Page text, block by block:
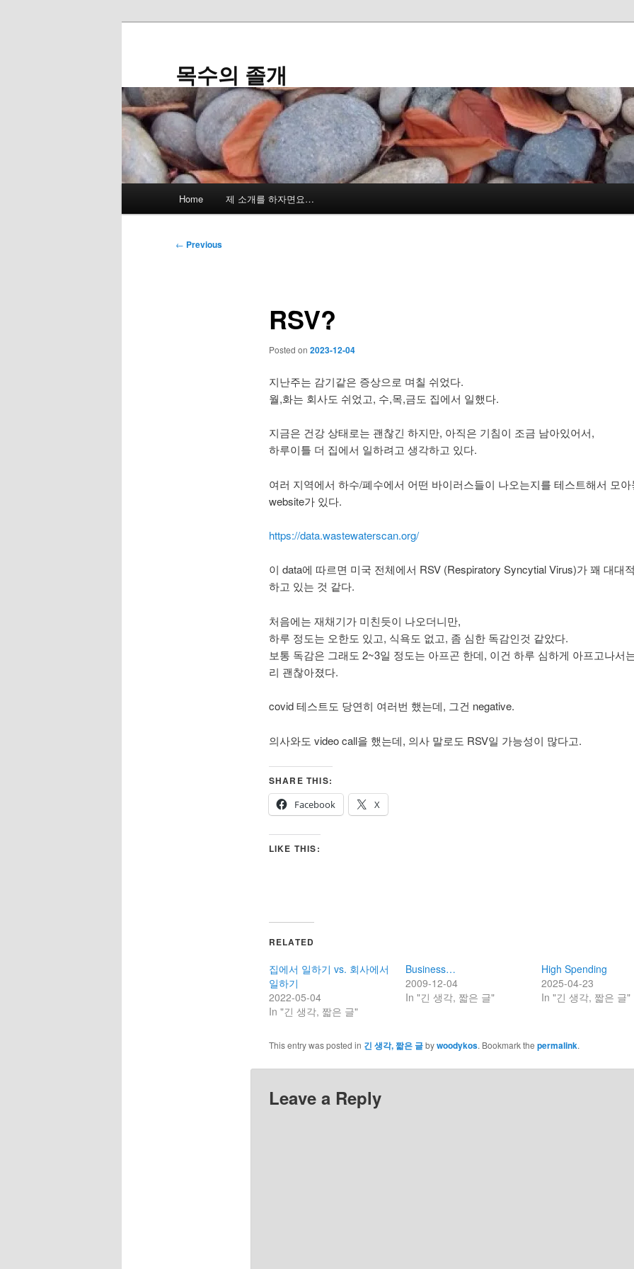
목수의 졸개
Home 제 소개를 하자면요…
Post
← Previous
RSV?
Posted on 2023-12-04
지난주는 감기같은 증상으로 며칠 쉬었다.
월,화는 회사도 쉬었고, 수,목,금도 집에서 일했다.
지금은 건강 상태로는 괜찮긴 하지만, 아직은 기침이 조금 남아있어서,
하루이틀 더 집에서 일하려고 생각하고 있다.
여러 지역에서 하수/폐수에서 어떤 바이러스들이 나오는지를 테스트해서 모아
website가 있다.
https://data.wastewaterscan.org/
이 data에 따르면 미국 전체에서 RSV (Respiratory Syncytial Virus)가 꽤 대대
하고 있는 것 같다.
처음에는 재채기가 미친듯이 나오더니만,
하루 정도는 오한도 있고, 식욕도 없고, 좀 심한 독감인것 같았다.
보통 독감은 그래도 2~3일 정도는 아프곤 한데, 이건 하루 심하게 아프고나서
리 괜찮아졌다.
covid 테스트도 당연히 여러번 했는데, 그건 negative.
의사와도 video call을 했는데, 의사 말로도 RSV일 가능성이 많다고.
SHARE THIS:
Facebook
X
LIKE THIS:
RELATED
집에서 일하기 vs. 회사에서
일하기
2022-05-04
In "긴 생각, 짧은 글"
Business…
2009-12-04
In "긴 생각, 짧은 글"
High Spending
2025-04-23
In "긴 생각, 짧은 글"
This entry was posted in 긴 생각, 짧은 글bywoodykos. Bookmark the permalink.
Leave a Reply